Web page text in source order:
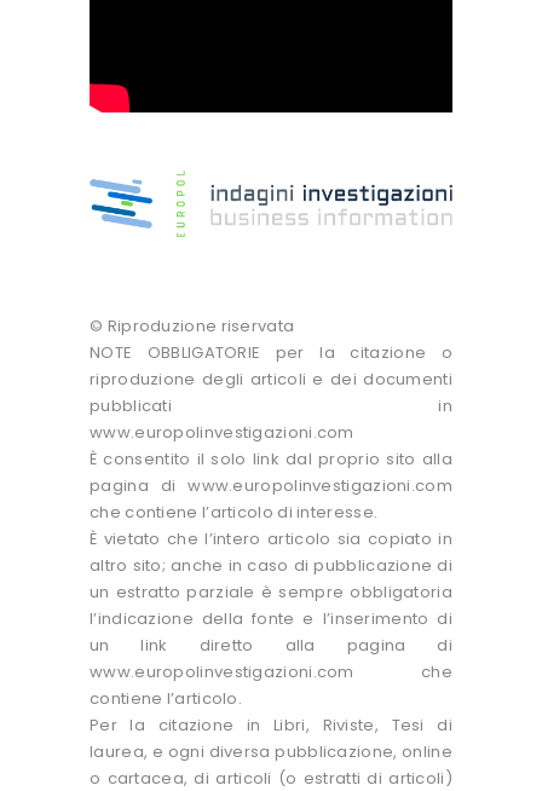
© Riproduzione riservata
NOTE OBBLIGATORIE per la citazione o
riproduzione degli articoli e dei documenti
pubblicati in
www.europolinvestigazioni.com
È consentito il solo link dal proprio sito alla
pagina di www.europolinvestigazioni.com
che contiene l’articolo di interesse.
È vietato che l’intero articolo sia copiato in
altro sito; anche in caso di pubblicazione di
un estratto parziale è sempre obbligatoria
l’indicazione della fonte e l’inserimento di
un link diretto alla pagina di
www.europolinvestigazioni.com che
contiene l’articolo.
Per la citazione in Libri, Riviste, Tesi di
laurea, e ogni diversa pubblicazione, online
o cartacea, di articoli (o estratti di articoli)